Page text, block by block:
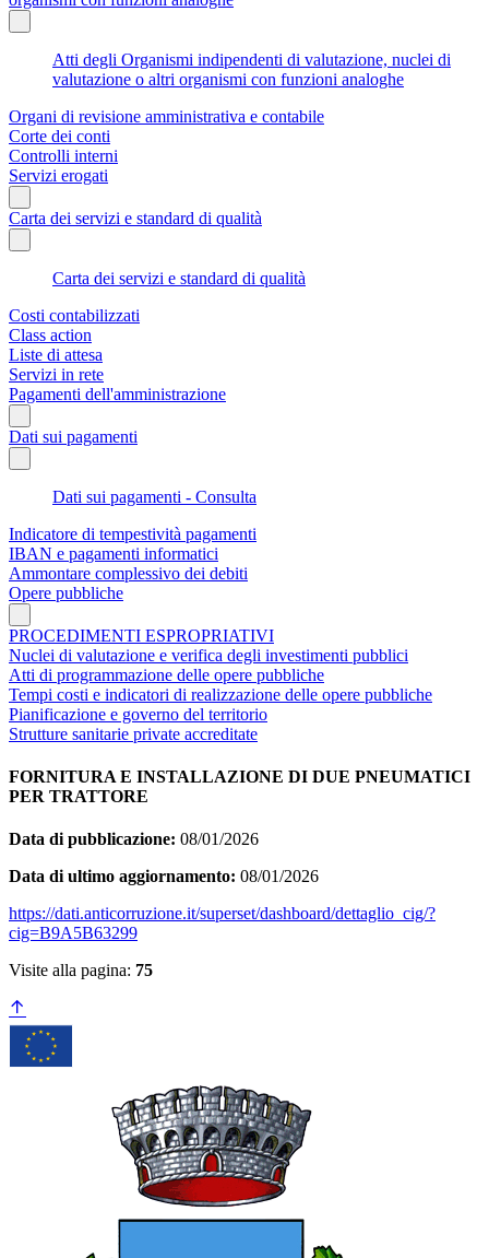
Atti degli Organismi indipendenti di valutazione, nuclei di
valutazione o altri organismi con funzioni analoghe
Organi di revisione amministrativa e contabile
Corte dei conti
Controlli interni
Servizi erogati
Carta dei servizi e standard di qualità
Carta dei servizi e standard di qualità
Costi contabilizzati
Class action
Liste di attesa
Servizi in rete
Pagamenti dell'amministrazione
Dati sui pagamenti
Dati sui pagamenti - Consulta
Indicatore di tempestività pagamenti
IBAN e pagamenti informatici
Ammontare complessivo dei debiti
Opere pubbliche
PROCEDIMENTI ESPROPRIATIVI
Nuclei di valutazione e verifica degli investimenti pubblici
Atti di programmazione delle opere pubbliche
Tempi costi e indicatori di realizzazione delle opere pubbliche
Pianificazione e governo del territorio
Strutture sanitarie private accreditate
FORNITURA E INSTALLAZIONE DI DUE PNEUMATICI
PER TRATTORE
Data di pubblicazione: 08/01/2026
Data di ultimo aggiornamento: 08/01/2026
https://dati.anticorruzione.it/superset/dashboard/dettaglio_cig/?
cig=B9A5B63299
Visite alla pagina: 75